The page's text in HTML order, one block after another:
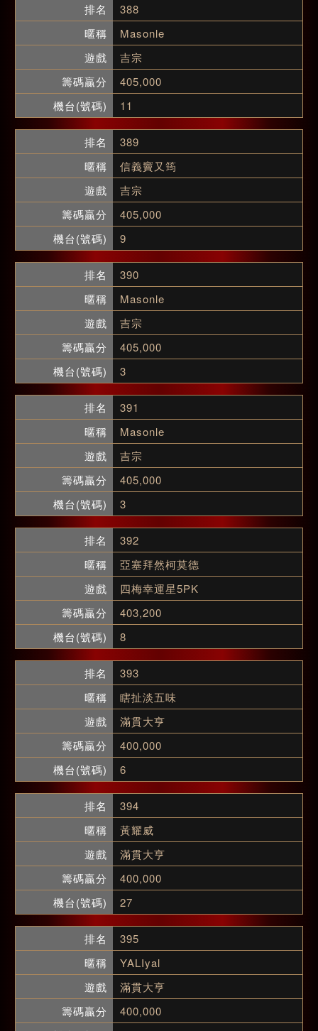
388
Masonle
吉宗
405,000
11
389
信義竇又筠
吉宗
405,000
9
390
Masonle
吉宗
405,000
3
391
Masonle
吉宗
405,000
3
392
亞塞拜然柯莫德
四梅幸運星5PK
403,200
8
393
瞎扯淡五味
滿貫大亨
400,000
6
394
黃耀威
滿貫大亨
400,000
27
395
YALIyal
滿貫大亨
400,000